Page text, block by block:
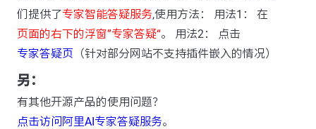
们提供了专家智能答疑服务,使用方法： 用法1： 在
页面的右下的浮窗”专家答疑“。 用法2： 点击
专家答疑页 （针对部分网站不支持插件嵌入的情况）
另：
有其他开源产品的使用问题？
点击访问阿里AI专家答疑服务。